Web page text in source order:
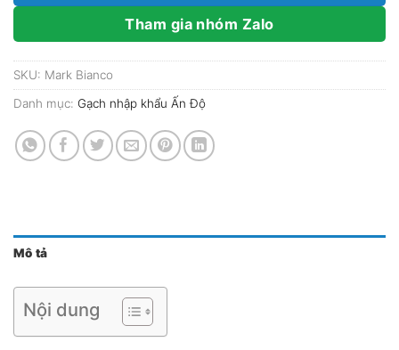
Tham gia nhóm Zalo
SKU: Mark Bianco
Danh mục: Gạch nhập khẩu Ấn Độ
Mô tả
Nội dung